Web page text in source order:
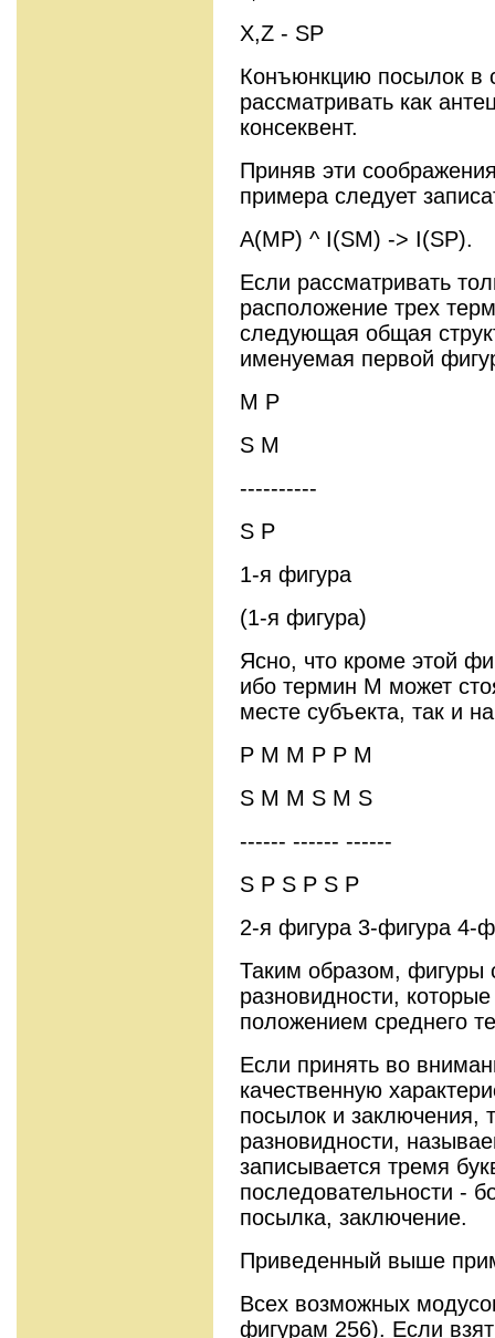
X,Z - SP
Конъюнкцию посылок в
рассматривать как
консеквент.
Приняв эти
примера следует
A(MP) ^ I(SM) -> I(SP).
Если рассматривать
расположение трех
следующая общая
именуемая первой
M P
S M
----------
S P
1-я фигура
(1-я фигура)
Ясно, что кроме этой
ибо термин М может
месте субъекта, так и
P M M P P M
S M M S M S
------ ------ ------
S P S P S P
2-я фигура 3-фигура 4-
Таким образом, фигуры
разновидности,
положением среднего
Если принять во
качественную
посылок и заключения,
разновидности,
записывается тремя
последовательности -
посылка, заключение.
Приведенный выше
Всех возможных
фигурам 256). Если